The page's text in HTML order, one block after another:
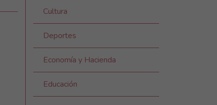
Cultura
Deportes
Economía y Hacienda
Educación